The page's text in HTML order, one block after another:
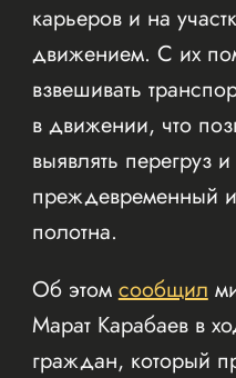
карьеров и на
движением. С их
взвешивать
в движении, что
выявлять перегруз
преждевременный
полотна.
Об этомсообщил
Марат Карабаев в
граждан, который